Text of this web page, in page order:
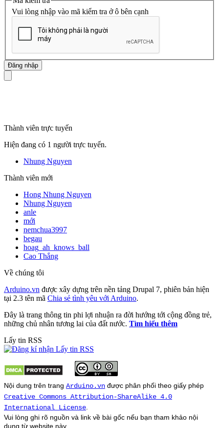
Vui lòng nhập vào mã kiểm tra ở ô bên cạnh
Thành viên trực tuyến
Hiện đang có 1 người trực tuyến.
Nhung Nguyen
Thành viên mới
Hong Nhung Nguyen
Nhung Nguyen
anle
mới
nemchua3997
begau
hoag_ah_knows_ball
Cao Thắng
Về chúng tôi
Arduino.vn được xây dựng trên nền tảng Drupal 7, phiên bản hiện
tại 2.3 tên mã Chia sẻ tình yêu với Arduino.
Đây là trang thông tin phi lợi nhuận ra đời hướng tới cộng đồng trẻ,
những chủ nhân tương lai của đất nước. Tìm hiểu thêm
Lấy tin RSS
Nội dung trên trang Arduino.vn được phân phối theo giấy phép
Creative Commons Attribution-ShareAlike 4.0
International License.
Vui lòng ghi rõ nguồn và link về bài gốc nếu bạn tham khảo nội
dung từ website này.